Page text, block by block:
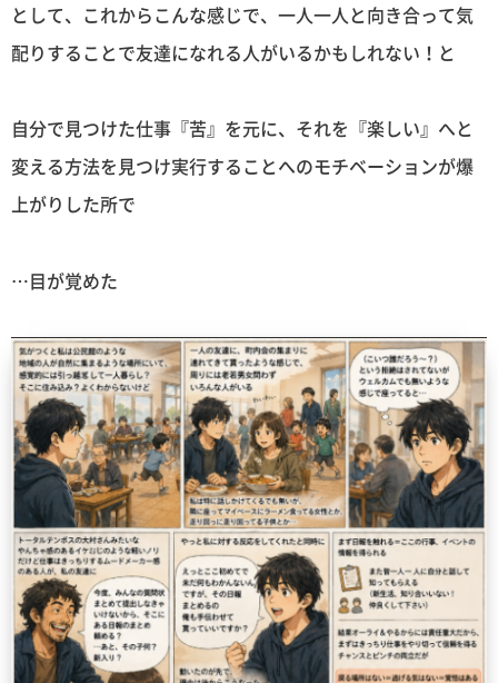
として、これからこんな感じで、一人一人と向き合って気
配りすることで友達になれる人がいるかもしれない！と
自分で見つけた仕事『苦』を元に、それを『楽しい』へと
変える方法を見つけ実行することへのモチベーションが爆
上がりした所で
…目が覚めた